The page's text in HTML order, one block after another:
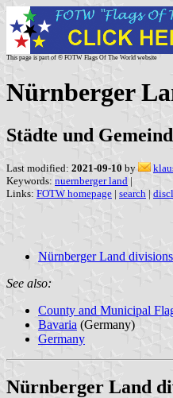
This page is part of © FOTW Flags Of The World website
Nürnberger
Städte und
Last modified: 2021-09-10 by
Keywords: nuernberger land |
Links: FOTW homepage | search |
Nürnberger Land
See also:
County and Municipal
Bavaria (Germany)
Germany
Nürnberger Land